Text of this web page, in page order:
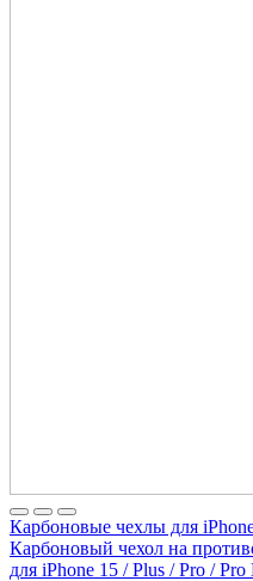
Карбоновые чехлы для
Карбоновый чехол на
для iPhone 15 / Plus / Pro / Pro